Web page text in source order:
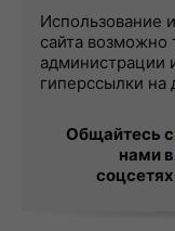
Использование
сайта возможно
администрации
гиперссылки на
Общайтесь с
нами в
соцсетях